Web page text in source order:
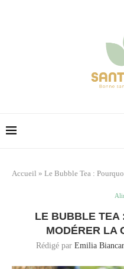
Accueil » Le Bubble Tea :
LE BUBBLE TEA
MODÉRER LA
Rédigé par Emilia